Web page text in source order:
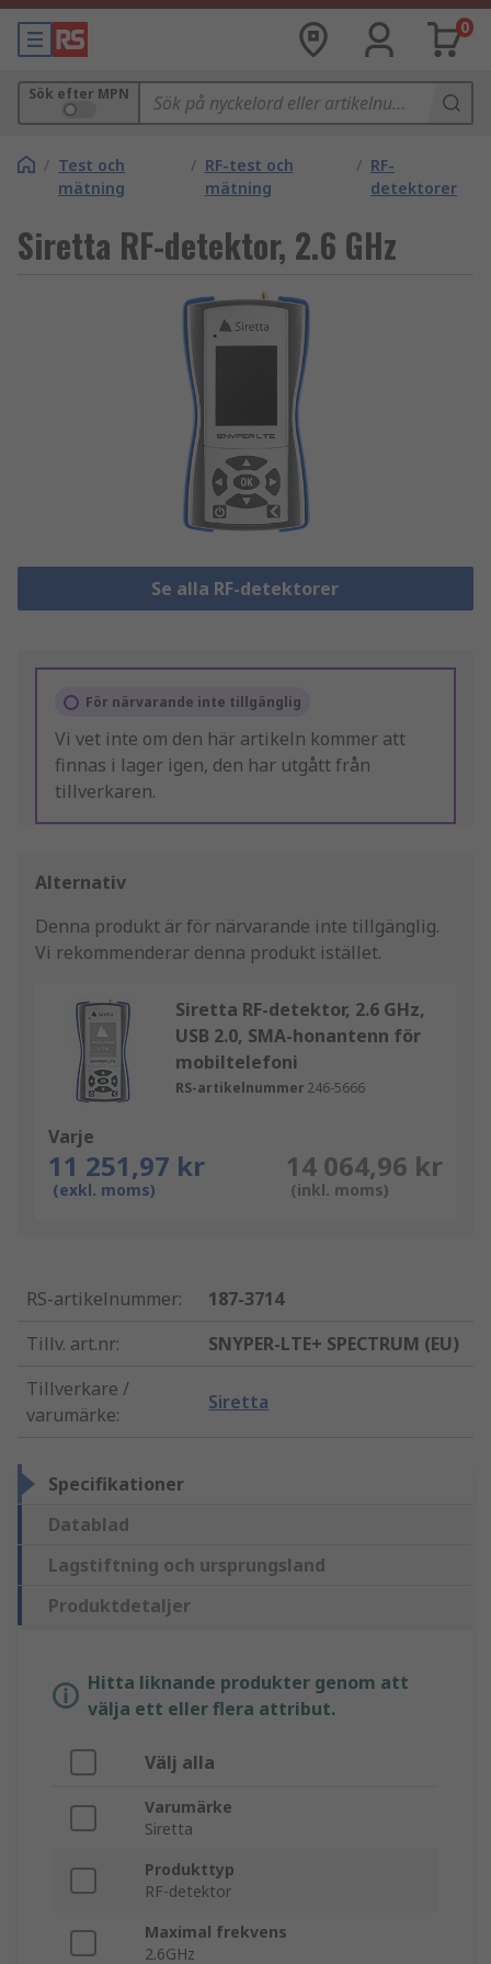
0
Sök efter MPN
/ Test och
mätning
/ RF-test och
mätning
/ RF-
detektorer
Siretta RF-detektor, 2.6 GHz
Se alla RF-detektorer
För närvarande inte tillgänglig
Vi vet inte om den här artikeln kommer att
finnas i lager igen, den har utgått från
tillverkaren.
Alternativ
Denna produkt är för närvarande inte tillgänglig.
Vi rekommenderar denna produkt istället.
Siretta RF-detektor, 2.6 GHz,
USB 2.0, SMA-honantenn för
mobiltelefoni
RS-artikelnummer 246-5666
Varje
11 251,97 kr
(exkl. moms)
14 064,96 kr
(inkl. moms)
RS-artikelnummer:
187-3714
Tillv. art.nr:
SNYPER-LTE+ SPECTRUM (EU)
Tillverkare /
varumärke:
Siretta
Specifikationer
Datablad
Lagstiftning och ursprungsland
Produktdetaljer
Hitta liknande produkter genom att
välja ett eller flera attribut.
Välj alla
Varumärke
Siretta
Produkttyp
RF-detektor
Maximal frekvens
2.6GHz